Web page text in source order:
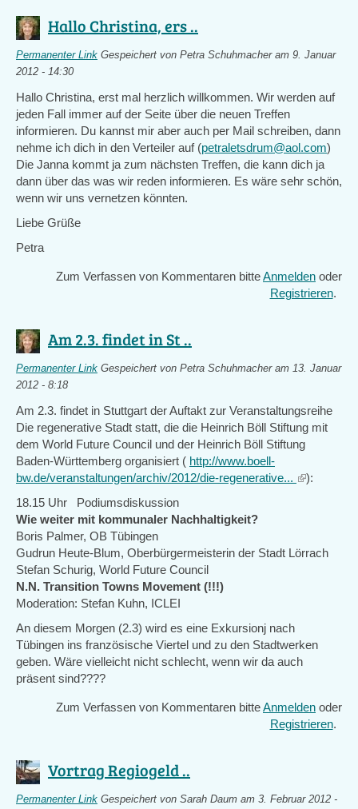
Hallo Christina, ers ..
Permanenter Link Gespeichert von Petra Schuhmacheram 9. Januar
2012 - 14:30
Hallo Christina, erst mal herzlich willkommen. Wir werden auf
jeden Fall immer auf der Seite über die neuen Treffen
informieren. Du kannst mir aber auch per Mail schreiben, dann
nehme ich dich in den Verteiler auf (petraletsdrum@aol.com)
Die Janna kommt ja zum nächsten Treffen, die kann dich ja
dann über das was wir reden informieren. Es wäre sehr schön,
wenn wir uns vernetzen könnten.
Liebe Grüße
Petra
Zum Verfassen von Kommentaren bitteAnmelden oder
Registrieren.
Am 2.3. findet in St ..
Permanenter Link Gespeichert von Petra Schuhmacheram 13. Januar
2012 - 8:18
Am 2.3. findet in Stuttgart der Auftakt zur Veranstaltungsreihe
Die regenerative Stadt statt, die die Heinrich Böll Stiftung mit
dem World Future Council und der Heinrich Böll Stiftung
Baden-Württemberg organisiert ( http://www.boell-
bw.de/veranstaltungen/archiv/2012/die-regenerative... (link
):
18.15 Uhr Podiumsdiskussion
Wie weiter mit kommunaler Nachhaltigkeit?
Boris Palmer, OB Tübingen
Gudrun Heute-Blum, Oberbürgermeisterin der Stadt Lörrach
Stefan Schurig, World Future Council
N.N. Transition Towns Movement (!!!)
Moderation: Stefan Kuhn, ICLEI
An diesem Morgen (2.3) wird es eine Exkursionj nach
Tübingen ins französische Viertel und zu den Stadtwerken
geben. Wäre vielleicht nicht schlecht, wenn wir da auch
präsent sind????
Zum Verfassen von Kommentaren bitteAnmelden oder
Registrieren.
Vortrag Regiogeld ..
Permanenter Link Gespeichert von Sarah Daum am 3. Februar 2012 -